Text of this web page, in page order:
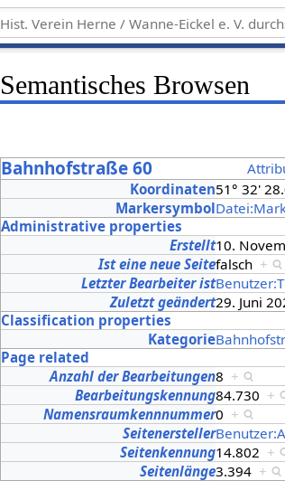
Semantisches Browsen
Bahnhofstraße 60
Koordinaten51° 32'
Markersymbol
Administrative properties
Erstellt10.
Ist eine neue Seitefalsch +
Letzter Bearbeiter ist
Zuletzt geändert29. Juni
Classification properties
Kategorie
Page related
Anzahl der Bearbeitungen8 +
Bearbeitungskennung84.730 +
Namensraumkennnummer0 +
Seitenersteller
Seitenkennung14.802 +
Seitenlänge3.394 +